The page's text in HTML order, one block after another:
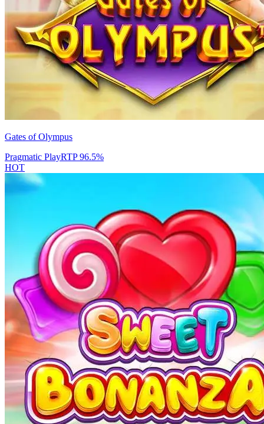
Gates of Olympus
Pragmatic PlayRTP96.5%
HOT